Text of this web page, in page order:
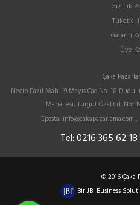
Gizlilik
Tüketici
Garanti
Üye
Çaka
Necip Fazıl Mah. 19 Mayıs Cad.No: 18
Mahallesi, Turgut Özal Cd.
Eposta: info@cakapazarlama.com
Tel:0216 365 62
© 2016 Çaka
BirJBI Business